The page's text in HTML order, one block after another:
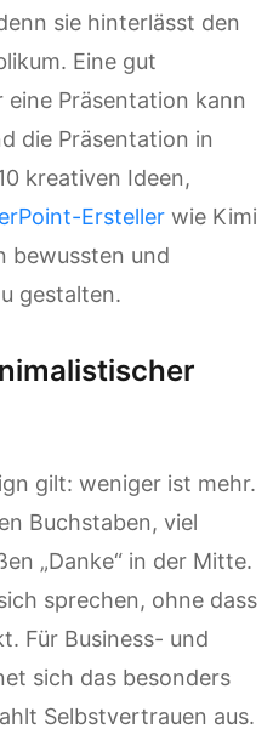
sie hinterlässt den
Eine gut
Präsentation kann
die Präsentation in
kreativen Ideen,
Ersteller wie Kimi
bewussten und
gestalten.
gilt: weniger ist mehr.
Buchstaben, viel
„Danke“ in der Mitte.
sprechen, ohne dass
Für Business- und
sich das besonders
Selbstvertrauen aus.